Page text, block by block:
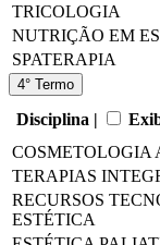
TRICOLOGIA
NUTRIÇÃO EM
SPATERAPIA
4° Termo
Disciplina |
COSMETOLOGIA
TERAPIAS
RECURSOS
ESTÉTICA